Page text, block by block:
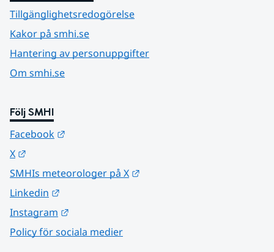
Tillgänglighetsredogörelse
Kakor på smhi.se
Hantering av personuppgifter
Om smhi.se
Följ SMHI
Facebook
X
SMHIs meteorologer på X
Linkedin
Instagram
Policy för sociala medier